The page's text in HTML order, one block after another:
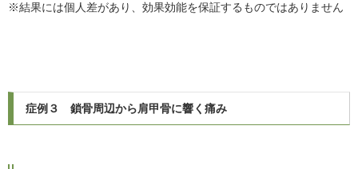
※結果には個人差があり、 効果効能を保証するものではありません
症例３ 鎖骨周辺から肩甲骨に響く痛み